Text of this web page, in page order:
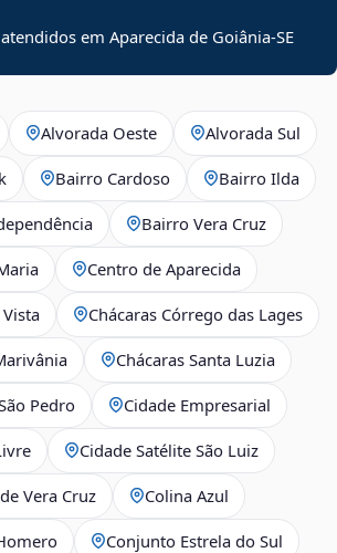
emAparecida de Goiânia-SE
Alvorada Oeste Alvorada Sul
Bairro Cardoso Bairro Ilda
Bairro Vera Cruz
Centro de Aparecida
Chácaras Córrego das Lages
Chácaras Santa Luzia
Pedro Cidade Empresarial
Cidade Satélite São Luiz
Vera Cruz Colina Azul
Conjunto Estrela do Sul